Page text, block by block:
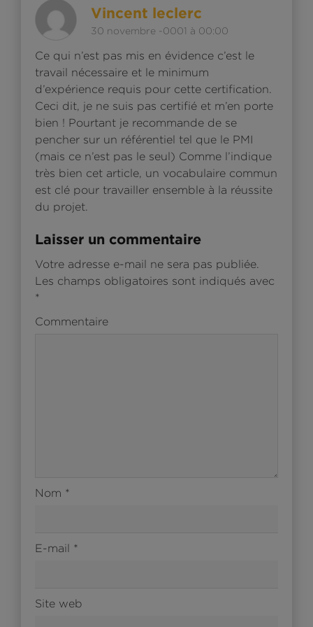
Vincent leclerc
30 novembre -0001 à 00:00
Ce qui n’est pas mis en évidence c’est le
travail nécessaire et le minimum
d’expérience requis pour cette certification.
Ceci dit, je ne suis pas certifié et m’en porte
bien ! Pourtant je recommande de se
pencher sur un référentiel tel que le PMI
(mais ce n’est pas le seul) Comme l’indique
très bien cet article, un vocabulaire commun
est clé pour travailler ensemble à la réussite
du projet.
Laisser un commentaire
Votre adresse e-mail ne sera pas publiée.
Les champs obligatoires sont indiqués avec
*
Commentaire
Nom *
E-mail *
Site web